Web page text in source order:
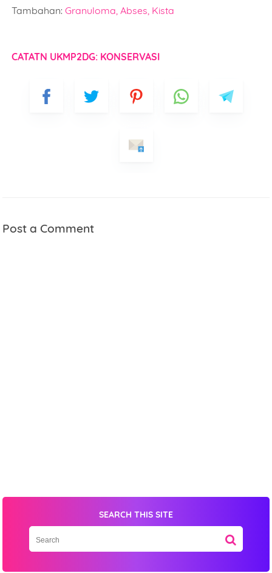
Tambahan:Granuloma, Abses, Kista
CATATN UKMP2DG: KONSERVASI
Post a Comment
SEARCH THIS SITE
ORDER NOW